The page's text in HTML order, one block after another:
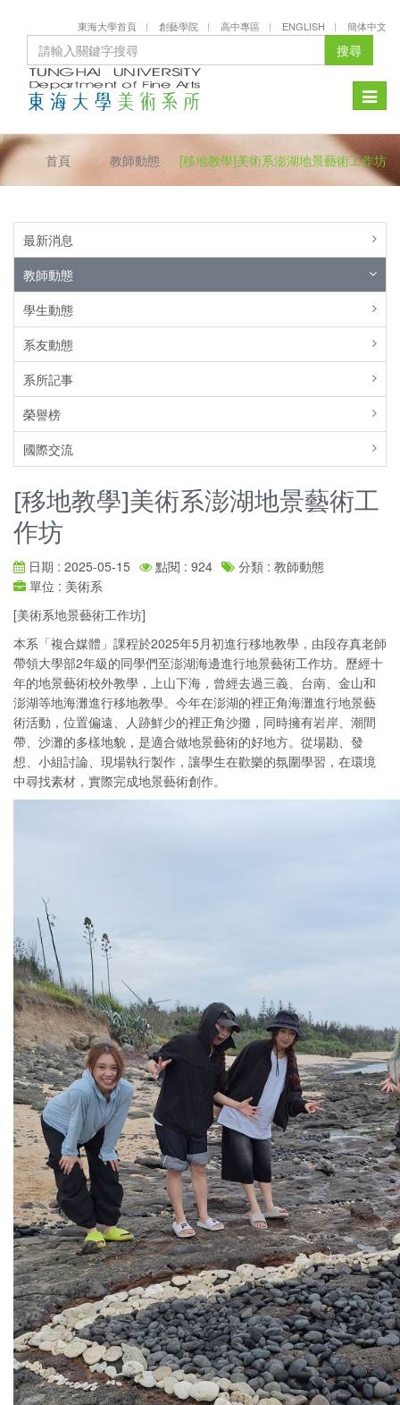
東海大學首頁 創藝學院 高中專區 ENGLISH 簡体中文
搜尋
Toggle
首頁 教師動態 [移地教學]美術系澎湖地景藝術工作坊
最新消息
教師動態
學生動態
系友動態
系所記事
榮譽榜
國際交流
[移地教學]美術系澎湖地景藝術工
作坊
日期 : 2025-05-15 點閱 : 924
分類 : 教師動態
單位 : 美術系
[美術系地景藝術工作坊]
本系「複合媒體」課程於2025年5月初進行移地教學，由段存真老師
帶領大學部2年級的同學們至澎湖海邊進行地景藝術工作坊。歷經十
年的地景藝術校外教學，上山下海，曾經去過三義、台南、金山和
澎湖等地海灘進行移地教學。今年在澎湖的裡正角海灘進行地景藝
術活動，位置偏遠、人跡鮮少的裡正角沙攤，同時擁有岩岸、潮間
帶、沙灘的多樣地貌，是適合做地景藝術的好地方。從場勘、發
想、小組討論、現場執行製作，讓學生在歡樂的氛圍學習，在環境
中尋找素材，實際完成地景藝術創作。